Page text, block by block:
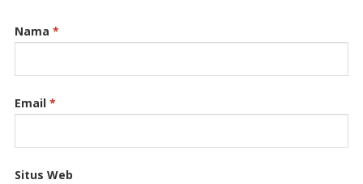
Nama *
Email *
Situs Web